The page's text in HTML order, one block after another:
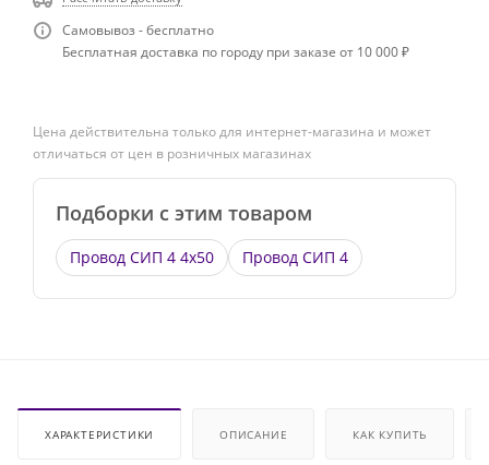
Самовывоз - бесплатно
Бесплатная доставка по городу при заказе от 10 000 ₽
Цена действительна только для интернет-магазина и может
отличаться от цен в розничных магазинах
Подборки с этим товаром
Провод СИП 4 4х50 Провод СИП 4
ХАРАКТЕРИСТИКИ ОПИСАНИЕ КАК КУПИТЬ